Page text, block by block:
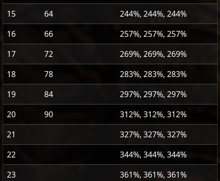
15 64
244%, 244%, 244%
16
66
257%, 257%, 257%
17
72
269%, 269%, 269%
18
78
283%, 283%, 283%
19
84
297%, 297%, 297%
20
90
312%, 312%, 312%
21
327%, 327%, 327%
22
344%, 344%, 344%
23
361%, 361%, 361%